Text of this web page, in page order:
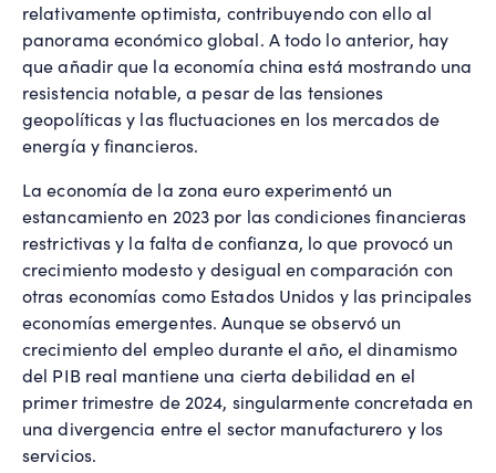
relativamente optimista, contribuyendo con ello al
panorama económico global. A todo lo anterior, hay
que añadir que la economía china está mostrando una
resistencia notable, a pesar de las tensiones
geopolíticas y las fluctuaciones en los mercados de
energía y financieros.
La economía de la zona euro experimentó un
estancamiento en 2023 por las condiciones financieras
restrictivas y la falta de confianza, lo que provocó un
crecimiento modesto y desigual en comparación con
otras economías como Estados Unidos y las principales
economías emergentes. Aunque se observó un
crecimiento del empleo durante el año, el dinamismo
del PIB real mantiene una cierta debilidad en el
primer trimestre de 2024, singularmente concretada en
una divergencia entre el sector manufacturero y los
servicios.